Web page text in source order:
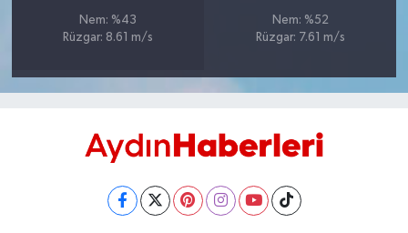
Nem: %43
Rüzgar: 8.61 m/s
Nem: %52
Rüzgar: 7.61 m/s